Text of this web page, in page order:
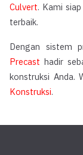
Culvert. Kami
terbaik.
Dengan sistem
Precast hadir
konstruksi Anda.
Konstruksi.